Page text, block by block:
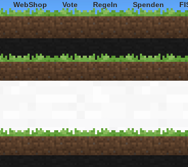
WebShop Vote Regeln Spenden